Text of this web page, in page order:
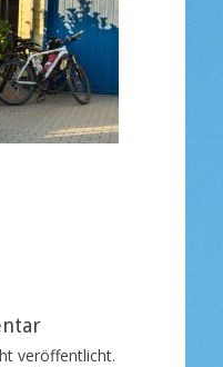
veröffentlicht.